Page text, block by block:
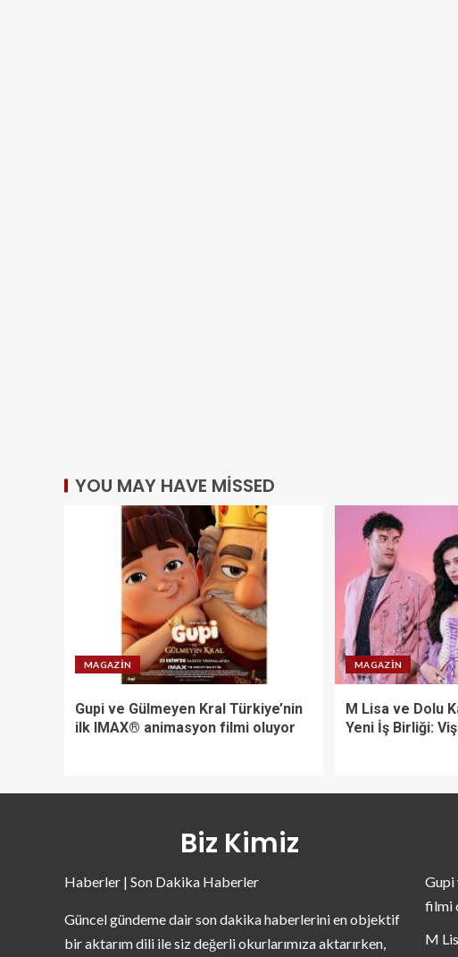
YOU MAY HAVE MISSED
MAGAZIN
Gupi ve Gülmeyen Kral Türkiye’nin
ilk IMAX® animasyon filmi oluyor
MAGAZIN
M Lisa ve Dolu
Yeni İş Birliği:
Biz Kimiz
Haberler | Son Dakika Haberler
Güncel gündeme dair son dakika haberlerini en objektif
bir aktarım dili ile siz değerli okurlarımıza aktarırken,
Gupi
filmi
M